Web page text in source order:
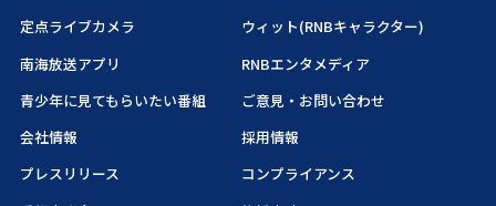
定点ライブカメラ
ウィット(RNBキャラクター)
南海放送アプリ
RNBエンタメディア
青少年に見てもらいたい番組
ご意見・お問い合わせ
会社情報
採用情報
プレスリリース
コンプライアンス